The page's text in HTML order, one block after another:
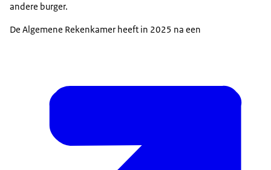
andere burger.
De Algemene Rekenkamer heeft in 2025 na een